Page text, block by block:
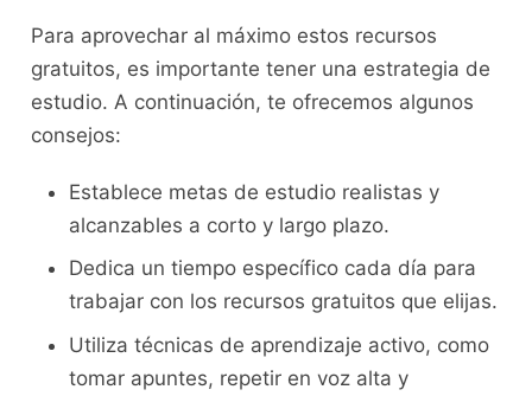
Para⁢ aprovechar al ​máximo‍ estos ⁣recursos​
gratuitos, es importante tener una estrategia de
estudio. A continuación, te ofrecemos algunos
consejos:
Establece metas de estudio realistas y
alcanzables a corto y largo ​plazo.
Dedica un tiempo específico cada día para
⁢trabajar ⁤con los recursos gratuitos que ⁤elijas.
Utiliza técnicas de ‍aprendizaje activo,‍ como​
tomar apuntes, ⁢repetir⁣ en voz alta y​